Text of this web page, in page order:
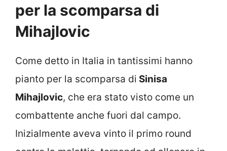
per la scomparsa di
Mihajlovic
Come detto in Italia in tantissimi hanno
pianto per la scomparsa di Sinisa
Mihajlovic, che era stato visto come un
combattente anche fuori dal campo.
Inizialmente aveva vinto il primo round